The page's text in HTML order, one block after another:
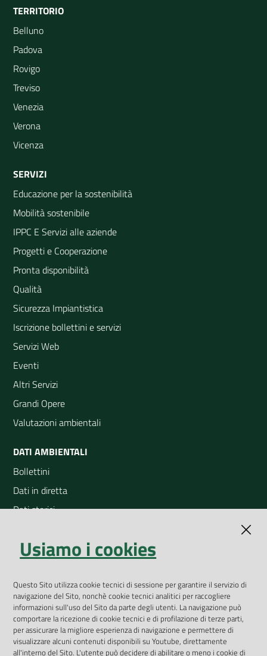
TERRITORIO
Belluno
Padova
Rovigo
Treviso
Venezia
Verona
Vicenza
SERVIZI
Educazione per la sostenibilità
Mobilità sostenibile
IPPC E Servizi alle aziende
Progetti e Cooperazione
Pronta disponibilità
Qualità
Sicurezza Impiantistica
Iscrizione bollettini e servizi
Servizi Web
Eventi
Altri Servizi
Grandi Opere
Valutazioni ambientali
DATI AMBIENTALI
Bollettini
Dati in diretta
Dati storici
Open Data
App Arpav
Rapporti regionali annuali
Le Infografiche
Dispenser dati
Usiamo i cookies
Questo Sito utilizza cookie tecnici di sessione per garantire il servizio di
navigazione del Sito, nonchè cookie tecnici analitici per raccogliere
informazioni sull'uso del Sito da parte degli utenti. La navigazione può
comportare la ricezione di cookie tecnici e di profilazione di terze parti,
per assicurare la migliore esperienza di navigazione e permettere di
visualizzare alcuni contenuti disponibili su Youtube, direttamente
all'interno del Sito. L'utente può decidere di abilitare o meno i cookie di